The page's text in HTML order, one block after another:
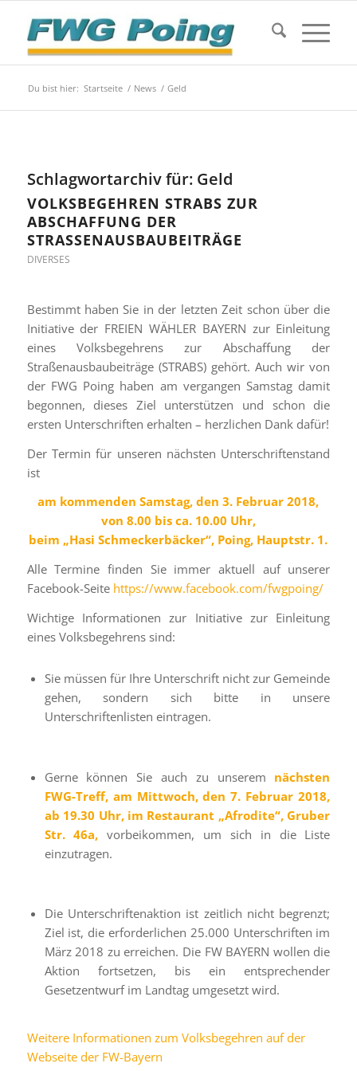
Du bist hier: Startseite / News / Geld
Schlagwortarchiv für: Geld
VOLKSBEGEHREN STRABS ZUR
ABSCHAFFUNG DER
STRASSENAUSBAUBEITRÄGE
DIVERSES
Bestimmt haben Sie in der letzten Zeit schon über die
Initiative der FREIEN WÄHLER BAYERN zur Einleitung
eines Volksbegehrens zur Abschaffung der
Straßenausbaubeiträge (STRABS) gehört. Auch wir von
der FWG Poing haben am vergangen Samstag damit
begonnen, dieses Ziel unterstützen und schon die
ersten Unterschriften erhalten – herzlichen Dank dafür!
Der Termin für unseren nächsten Unterschriftenstand
ist
am kommenden Samstag, den 3. Februar 2018,
von 8.00 bis ca. 10.00 Uhr,
beim „Hasi Schmeckerbäcker“, Poing, Hauptstr. 1.
Alle Termine finden Sie immer aktuell auf unserer
Facebook-Seite https://www.facebook.com/fwgpoing/
Wichtige Informationen zur Initiative zur Einleitung
eines Volksbegehrens sind:
Sie müssen für Ihre Unterschrift nicht zur Gemeinde
gehen, sondern sich bitte in unsere
Unterschriftenlisten eintragen.
Gerne können Sie auch zu unserem nächsten
FWG-Treff, am Mittwoch, den 7. Februar 2018,
ab 19.30 Uhr, im Restaurant „Afrodite“, Gruber
Str. 46a,vorbeikommen, um sich in die Liste
einzutragen.
Die Unterschriftenaktion ist zeitlich nicht begrenzt;
Ziel ist, die erforderlichen 25.000 Unterschriften im
März 2018 zu erreichen. Die FW BAYERN wollen die
Aktion fortsetzen, bis ein entsprechender
Gesetzentwurf im Landtag umgesetzt wird.
Weitere Informationen zum Volksbegehren auf der
Webseite der FW-Bayern